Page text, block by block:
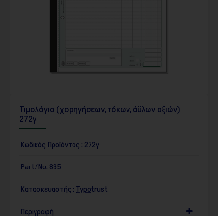
Τιμολόγιο (χορηγήσεων, τόκων, άϋλων αξιών)
272γ
Κωδικός Προϊόντος : 272γ
Part/No: 835
Κατασκευαστής : Typotrust
Περιγραφή